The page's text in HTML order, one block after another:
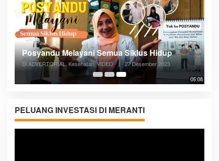
05:08
Posyandu Melayani Semua Siklus Hidup
Di ADVERTORIAL, Kesehatan, VIDEO | 27 Desember 2023
PELUANG INVESTASI DI MERANTI